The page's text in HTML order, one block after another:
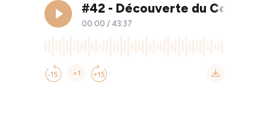
#42 - Découverte du
00:00 / 43:37
×1